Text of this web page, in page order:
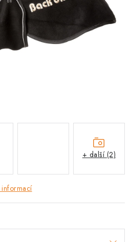
Obchodní podmínky
Hodnocení obchodu+ další (2)